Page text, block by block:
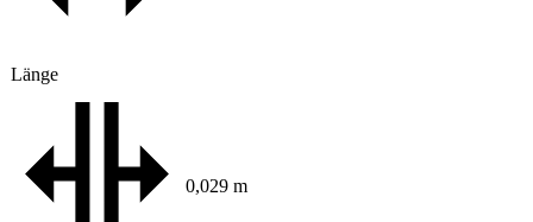
Länge
0,029 m